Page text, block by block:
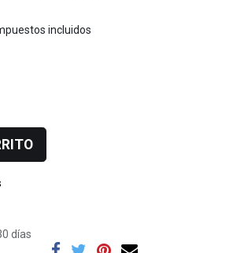
incluidos
días